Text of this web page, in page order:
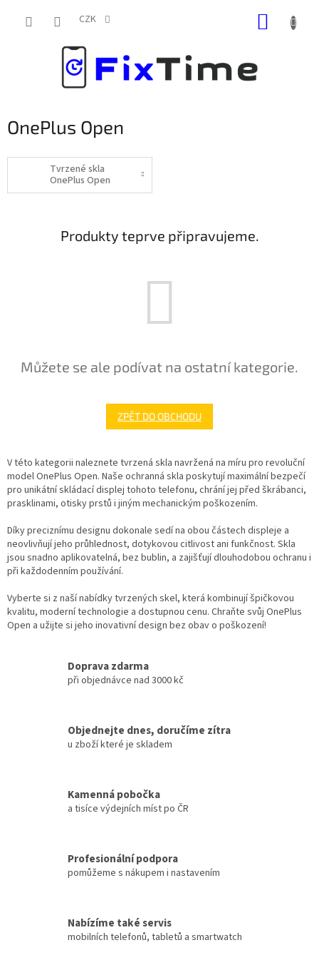
CZK
OnePlus Open
Tvrzené skla
OnePlus Open
Produkty teprve připravujeme.
Můžete se ale podívat na ostatní kategorie.
ZPĚT DO OBCHODU
V této kategorii naleznete tvrzená skla navržená na míru pro revoluční
model OnePlus Open. Naše ochranná skla poskytují maximální bezpečí
pro unikátní skládací displej tohoto telefonu, chrání jej před škrábanci,
prasklinami, otisky prstů i jiným mechanickým poškozením.
Díky preciznímu designu dokonale sedí na obou částech displeje a
neovlivňují jeho průhlednost, dotykovou citlivost ani funkčnost. Skla
jsou snadno aplikovatelná, bez bublin, a zajišťují dlouhodobou ochranu i
při každodenním používání.
Vyberte si z naší nabídky tvrzených skel, která kombinují špičkovou
kvalitu, moderní technologie a dostupnou cenu. Chraňte svůj OnePlus
Open a užijte si jeho inovativní design bez obav o poškození!
Doprava zdarma
při objednávce nad 3000 kč
Objednejte dnes, doručíme zítra
u zboží které je skladem
Kamenná pobočka
a tisíce výdejních míst po ČR
Profesionální podpora
pomůžeme s nákupem i nastavením
Nabízíme také servis
mobilních telefonů, tabletů a smartwatch